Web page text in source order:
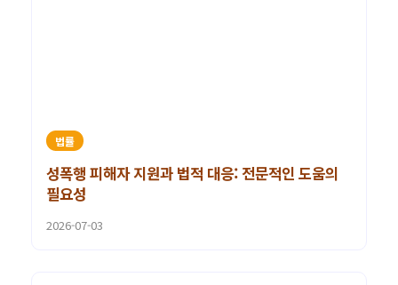
법률
성폭행 피해자 지원과 법적 대응: 전문적인 도움의
필요성
2026-07-03